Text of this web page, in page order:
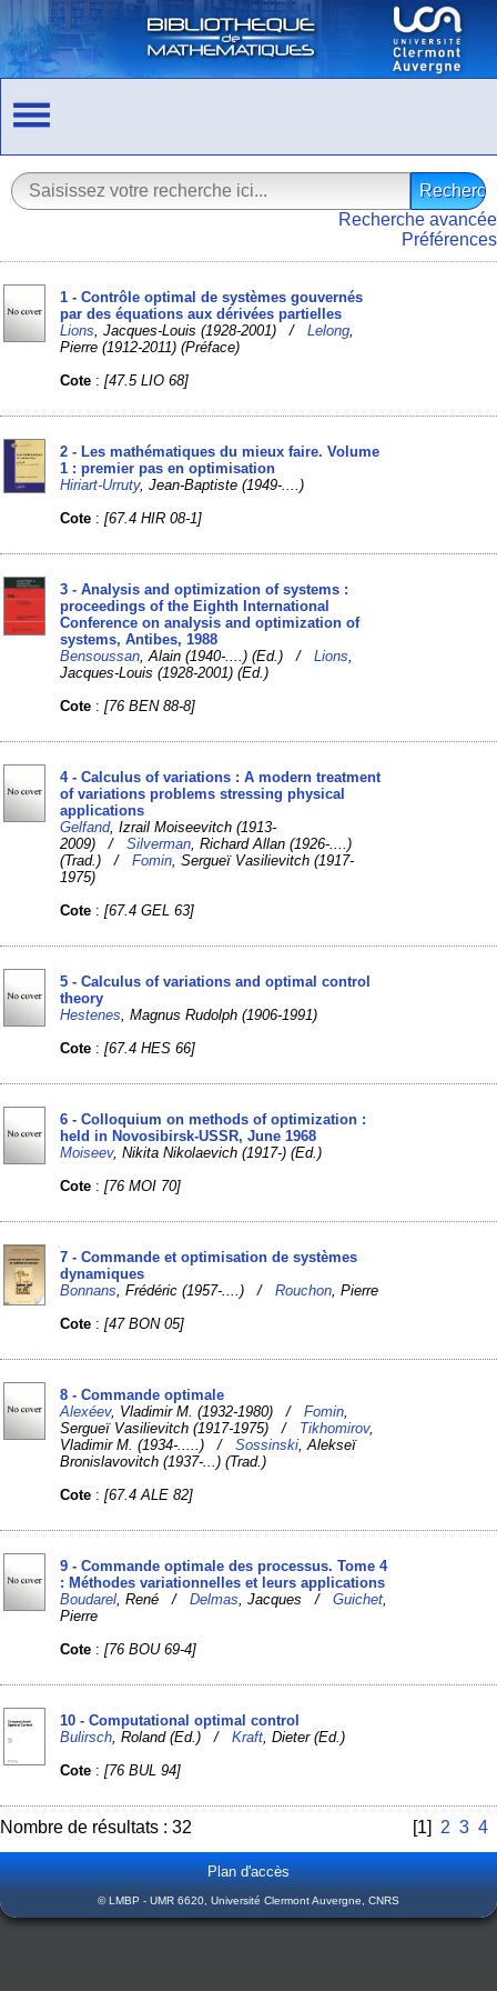
Recherche avancée
Préférences
1 - Contrôle optimal de systèmes gouvernés
par des équations aux dérivées partielles
Lions , Jacques-Louis (1928-2001) /Lelong
Pierre (1912-2011) (Préface)
Cote :[47.5 LIO 68]
2 - Les mathématiques du mieux faire. Volume
1 : premier pas en optimisation
Hiriart-Urruty, Jean-Baptiste (1949-....)
Cote :[67.4 HIR 08-1]
3 - Analysis and optimization of systems :
proceedings of the Eighth International
Conference on analysis and optimization of
systems, Antibes, 1988
Bensoussan , Alain (1940-....) (Ed.) /Lions
Jacques-Louis (1928-2001) (Ed.)
Cote :[76 BEN 88-8]
4 - Calculus of variations : A modern treatment
of variations problems stressing physical
applications
Gelfand, Izrail Moiseevitch (1913-
2009) /Silverman , Richard Allan (1926-....)
(Trad.) /Fomin , Sergueï Vasilievitch (1917-
1975)
Cote :[67.4 GEL 63]
5 - Calculus of variations and optimal control
theory
Hestenes , Magnus Rudolph (1906-1991)
Cote :[67.4 HES 66]
6 - Colloquium on methods of optimization :
held in Novosibirsk-USSR, June 1968
Moiseev, Nikita Nikolaevich (1917-) (Ed.)
Cote :[76 MOI 70]
7 - Commande et optimisation de systèmes
dynamiques
Bonnans , Frédéric (1957-....) /Rouchon , Pierre
Cote :[47 BON 05]
8 - Commande optimale
Alexéev, Vladimir M. (1932-1980) /Fomin
Sergueï Vasilievitch (1917-1975) / Tikhomirov,
Vladimir M. (1934-.....) /Sossinski , Alekseï
Bronislavovitch (1937-...) (Trad.)
Cote :[67.4 ALE 82]
9 - Commande optimale des processus. Tome 4
: Méthodes variationnelles et leurs applications
Boudarel , René /Delmas , Jacques /Guichet
Pierre
Cote :[76 BOU 69-4]
10 - Computational optimal control
Bulirsch , Roland (Ed.) /Kraft , Dieter (Ed.)
Cote :[76 BUL 94]
Nombre de résultats : 32 [1] 2 3 4
Plan d'accès
© LMBP - UMR 6620, Université Clermont Auvergne, CNRS